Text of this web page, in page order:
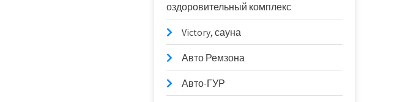
оздоровительный комплекс
Victory, сауна
Авто Ремзона
Авто-ГУР